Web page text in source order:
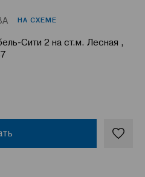
НА СХЕМЕ
Сити 2 на ст.м. Лесная ,